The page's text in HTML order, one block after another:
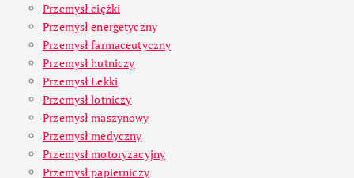
Przemysł ciężki
Przemysł energetyczny
Przemysł farmaceutyczny
Przemysł hutniczy
Przemysł Lekki
Przemysł lotniczy
Przemysł maszynowy
Przemysł medyczny
Przemysł motoryzacyjny
Przemysł papierniczy